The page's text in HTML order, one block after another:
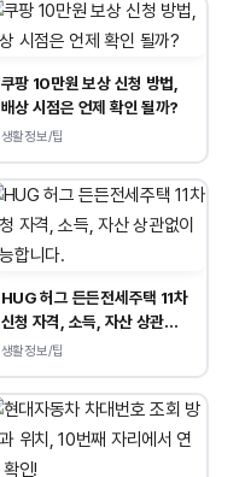
쿠팡 10만원 보상 신청 방법,
배상 시점은 언제 확인 될까?
생활정보/팁
HUG 허그 든든전세주택 11차
신청 자격, 소득, 자산 상관없
이 가능합니다.
생활정보/팁